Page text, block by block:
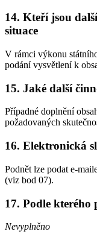
14. Kteří jsou
situace
V rámci výkonu
podání vysvětlení k
15. Jaké další
Případné doplnění
požadovaných
16. Elektronická
Podnět lze podat e-
(viz bod 07).
17. Podle kterého
Nevyplněno